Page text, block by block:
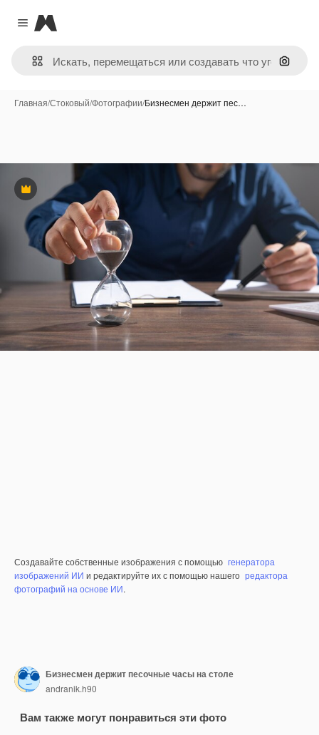
Close menu
Magnific
Поиск
Главная/Стоковый/Фотографии/Бизнесмен держит пес…
Премиум
Создавайте собственные изображения с помощью генератора
изображений ИИ и редактируйте их с помощью нашего редактора
фотографий на основе ИИ.
Бизнесмен держит песочные часы на столе
andranik.h90
Вам также могут понравиться эти фото